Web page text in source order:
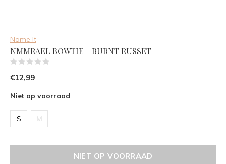
Name It
NMMRAEL BOWTIE - BURNT RUSSET
€12,99
Niet op voorraad
S M
NIET OP VOORRAAD